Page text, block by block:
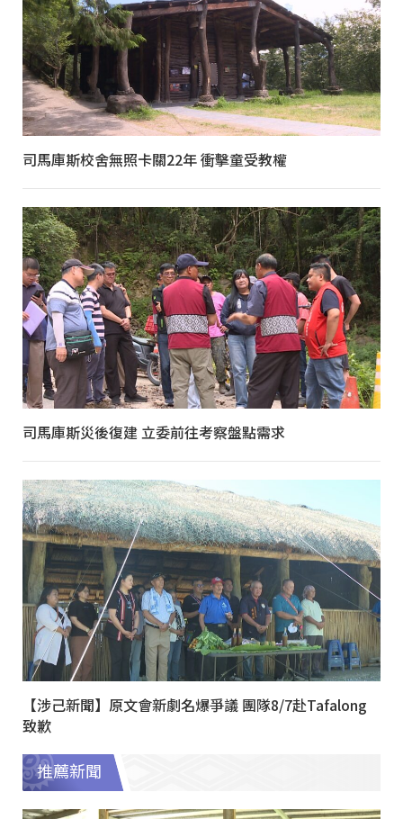
司馬庫斯校舍無照卡關22年 衝擊童受教權
司馬庫斯災後復建 立委前往考察盤點需求
【涉己新聞】原文會新劇名爆爭議 團隊8/7赴Tafalong
致歉
推薦新聞